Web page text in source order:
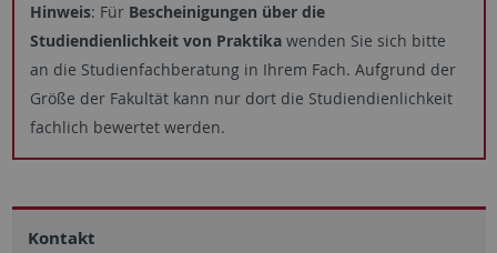
Hinweis: Für Bescheinigungen über die
Studiendienlichkeit von Praktikawenden Sie sich bitte
an die Studienfachberatung in Ihrem Fach. Aufgrund der
Größe der Fakultät kann nur dort die Studiendienlichkeit
fachlich bewertet werden.
Kontakt